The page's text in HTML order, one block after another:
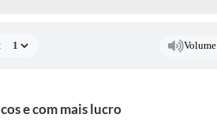
Volume
e com mais lucro